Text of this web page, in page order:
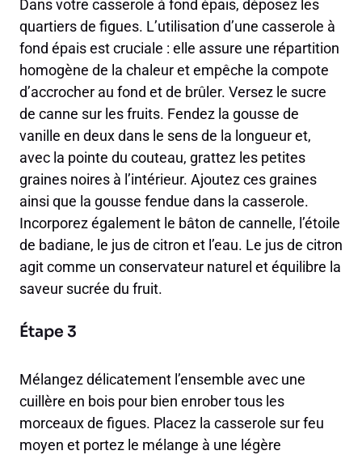
Dans votre casserole à fond épais, déposez les
quartiers de figues. L’utilisation d’une casserole à
fond épais est cruciale : elle assure une répartition
homogène de la chaleur et empêche la compote
d’accrocher au fond et de brûler. Versez le sucre
de canne sur les fruits. Fendez la gousse de
vanille en deux dans le sens de la longueur et,
avec la pointe du couteau, grattez les petites
graines noires à l’intérieur. Ajoutez ces graines
ainsi que la gousse fendue dans la casserole.
Incorporez également le bâton de cannelle, l’étoile
de badiane, le jus de citron et l’eau. Le jus de citron
agit comme un conservateur naturel et équilibre la
saveur sucrée du fruit.
Étape 3
Mélangez délicatement l’ensemble avec une
cuillère en bois pour bien enrober tous les
morceaux de figues. Placez la casserole sur feu
moyen et portez le mélange à une légère